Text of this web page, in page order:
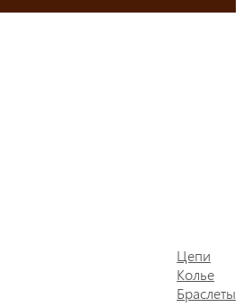
Цепи
Колье
Браслеты